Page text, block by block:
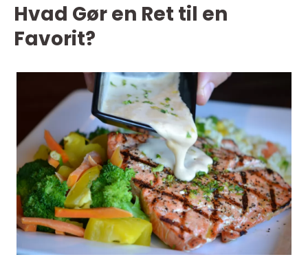
Hvad Gør en Ret til en
Favorit?